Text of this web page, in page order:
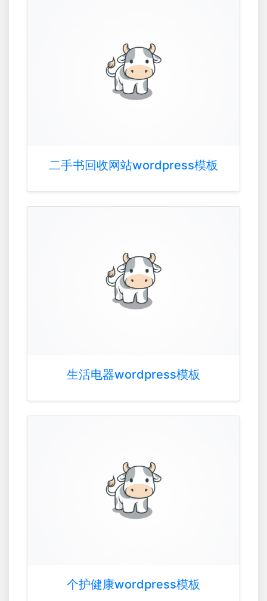
二手书回收网站wordpress模板
生活电器wordpress模板
个护健康wordpress模板